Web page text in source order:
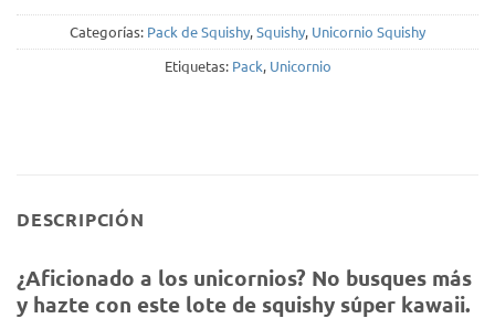
Categorías: Pack de Squishy,Squishy, Unicornio Squishy
Etiquetas: Pack, Unicornio
DESCRIPCIÓN
¿Aficionado a los unicornios? No busques más
y hazte con este lote de squishy súper kawaii.